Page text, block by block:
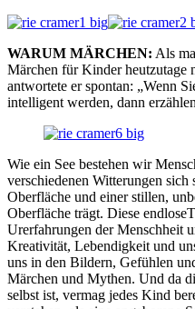
WARUM MÄRCHEN: Als
Märchen für Kinder heutzutage
antwortete er spontan: „Wenn
intelligent werden, dann
Wie ein See bestehen wir
verschiedenen Witterungen sich
Oberfläche und einer stillen,
Oberfläche trägt. Diese
Urerfahrungen der Menschheit
Kreativität, Lebendigkeit und
uns in den Bildern, Gefühlen
Märchen und Mythen. Und da
selbst ist, vermag jedes Kind